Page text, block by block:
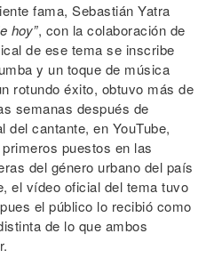
fama, Sebastián Yatra
hoy”, con la colaboración de
de ese tema se inscribe
y un toque de música
rotundo éxito, obtuvo más de
semanas después de
del cantante, en YouTube,
puestos en las
del género urbano del país
el vídeo oficial del tema tuvo
el público lo recibió como
de lo que ambos